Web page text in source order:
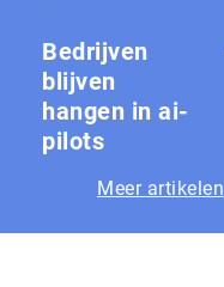
Bedrijven
blijven
hangen in ai-
pilots
Meer artikelen